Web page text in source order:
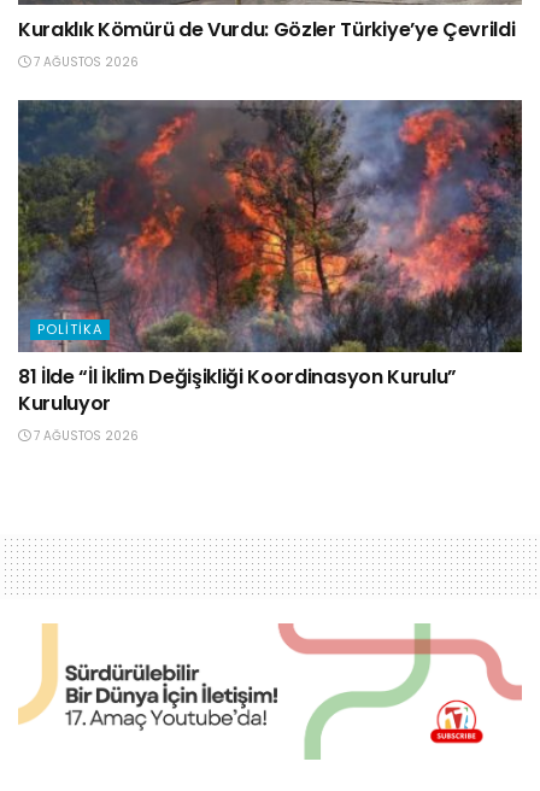
Kuraklık Kömürü de Vurdu: Gözler Türkiye’ye Çevrildi
7 AĞUSTOS 2026
POLITIKA
81 İlde “İl İklim Değişikliği Koordinasyon Kurulu”
Kuruluyor
7 AĞUSTOS 2026